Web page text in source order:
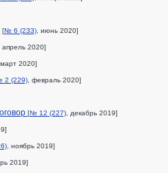
[№ 6 (233) , июнь 2020]
, апрель 2020]
, март 2020]
2 (229) , февраль 2020]
[№ 12 (227) , декабрь 2019]
, ноябрь 2019]
2019]